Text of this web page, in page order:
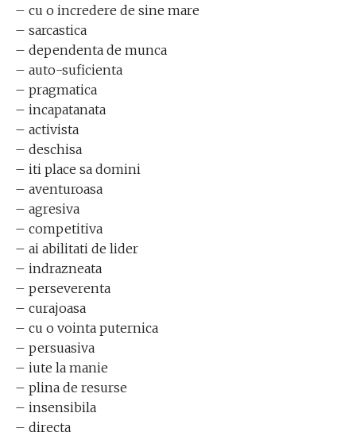
– cu o incredere de sine mare
– sarcastica
– dependenta de munca
– auto-suficienta
– pragmatica
– incapatanata
– activista
– deschisa
– iti place sa domini
– aventuroasa
– agresiva
– competitiva
– ai abilitati de lider
– indrazneata
– perseverenta
– curajoasa
– cu o vointa puternica
– persuasiva
– iute la manie
– plina de resurse
– insensibila
– directa